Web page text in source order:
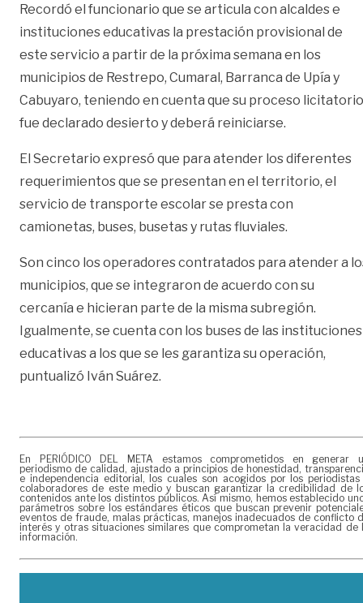
Recordó el funcionario que se articula con alcaldes e
instituciones educativas la prestación provisional de
este servicio a partir de la próxima semana en los
municipios de Restrepo, Cumaral, Barranca de Upía y
Cabuyaro, teniendo en cuenta que su proceso licitatorio
fue declarado desierto y deberá reiniciarse.
El Secretario expresó que para atender los diferentes
requerimientos que se presentan en el territorio, el
servicio de transporte escolar se presta con
camionetas, buses, busetas y rutas fluviales.
Son cinco los operadores contratados para atender a
municipios, que se integraron de acuerdo con su
cercanía e hicieran parte de la misma subregión.
Igualmente, se cuenta con los buses de las instituciones
educativas a los que se les garantiza su operación,
puntualizó Iván Suárez.
En PERIÓDICO DEL META estamos comprometidos en generar
periodismo de calidad, ajustado a principios de honestidad,
e independencia editorial, los cuales son acogidos por los periodistas
colaboradores de este medio y buscan garantizar la credibilidad de
contenidos ante los distintos públicos. Así mismo, hemos establecido
parámetros sobre los estándares éticos que buscan prevenir
eventos de fraude, malas prácticas, manejos inadecuados de conflicto
interés y otras situaciones similares que comprometan la veracidad de
información.